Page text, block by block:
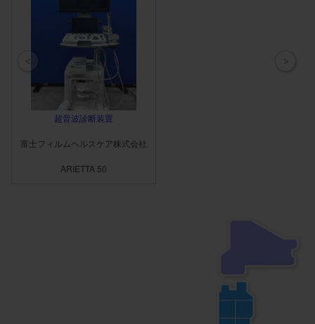
超音波診断装置
富士フィルムヘルスケア株式会社
ARIETTA 50